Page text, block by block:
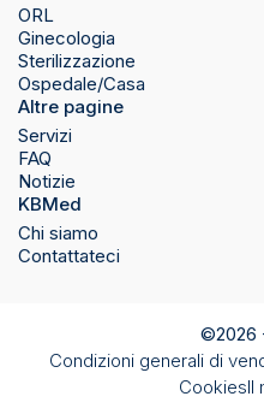
ORL
Ginecologia
Sterilizzazione
Ospedale/Casa
Altre pagine
Servizi
FAQ
Notizie
KBMed
Chi siamo
Contattateci
©2026
Condizioni generali di
CookiesIl